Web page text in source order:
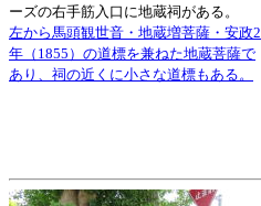
ーズの右手筋入口に地蔵祠がある。
左から馬頭観世音・地蔵増菩薩・安政2
年（1855）の道標を兼ねた地蔵菩薩で
あり、祠の近くに小さな道標もある。